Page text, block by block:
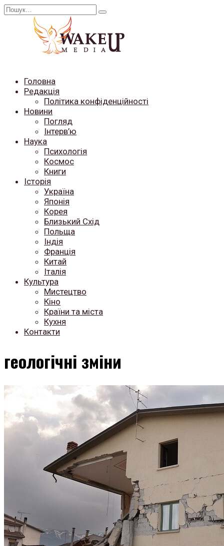
Перейти
Search
Головна
Редакція
Політика конфіденційності
Новини
Погляд
Інтерв’ю
Наука
Психологія
Космос
Книги
Історія
Україна
Японія
Корея
Близький Схід
Польща
Індія
Франція
Китай
Італія
Культура
Мистецтво
Кіно
Країни та міста
Кухня
Контакти
геологічні зміни